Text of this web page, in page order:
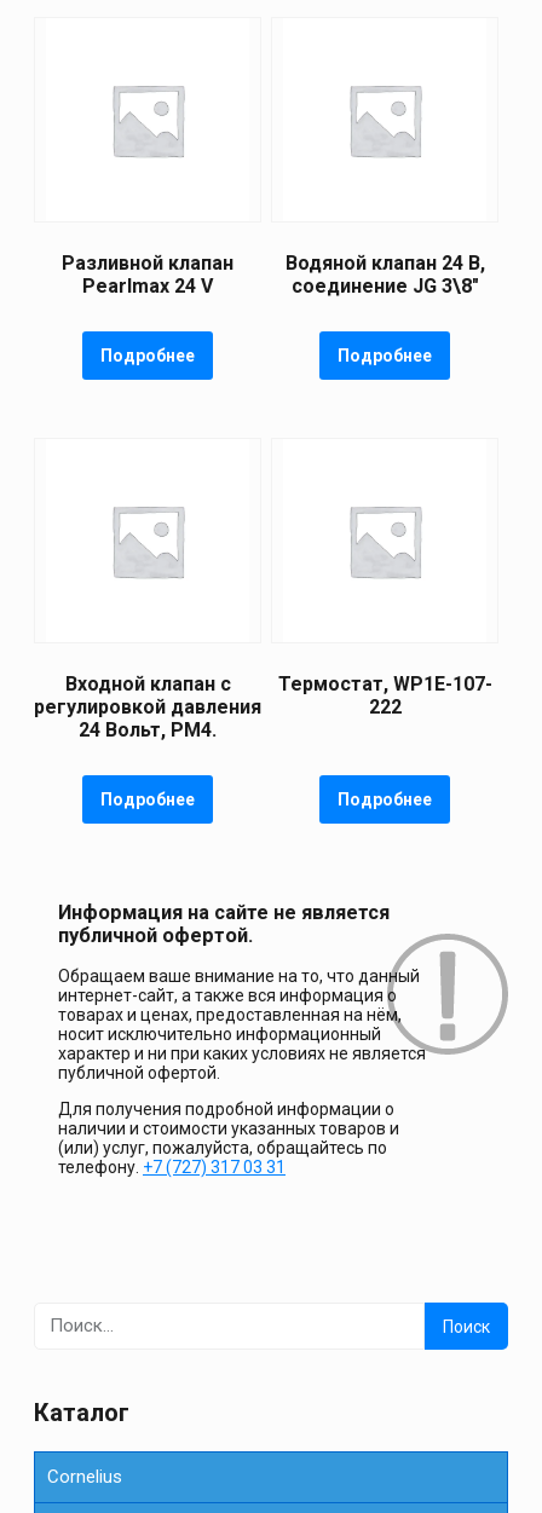
Разливной клапан
Pearlmax 24 V
Подробнее
Водяной клапан 24 В,
соединение JG 3\8″
Подробнее
Входной клапан с
регулировкой давления
24 Вольт, РМ4.
Подробнее
Термостат, WP1E-107-
222
Подробнее
Информация на сайте не является
публичной офертой.
Обращаем ваше внимание на то, что данный
интернет-сайт, а также вся информация о
товарах и ценах, предоставленная на нём,
носит исключительно информационный
характер и ни при каких условиях не является
публичной офертой.
Для получения подробной информации о
наличии и стоимости указанных товаров и
(или) услуг, пожалуйста, обращайтесь по
телефону. +7 (727) 317 03 31
Найти:
Каталог
Cornelius